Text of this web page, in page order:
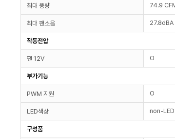
최대 풍량 74.9
최대 팬소음 27.8dBA
작동전압
팬 12V O
부가기능
PWM 지원 O
LED색상 non-LED
구성품